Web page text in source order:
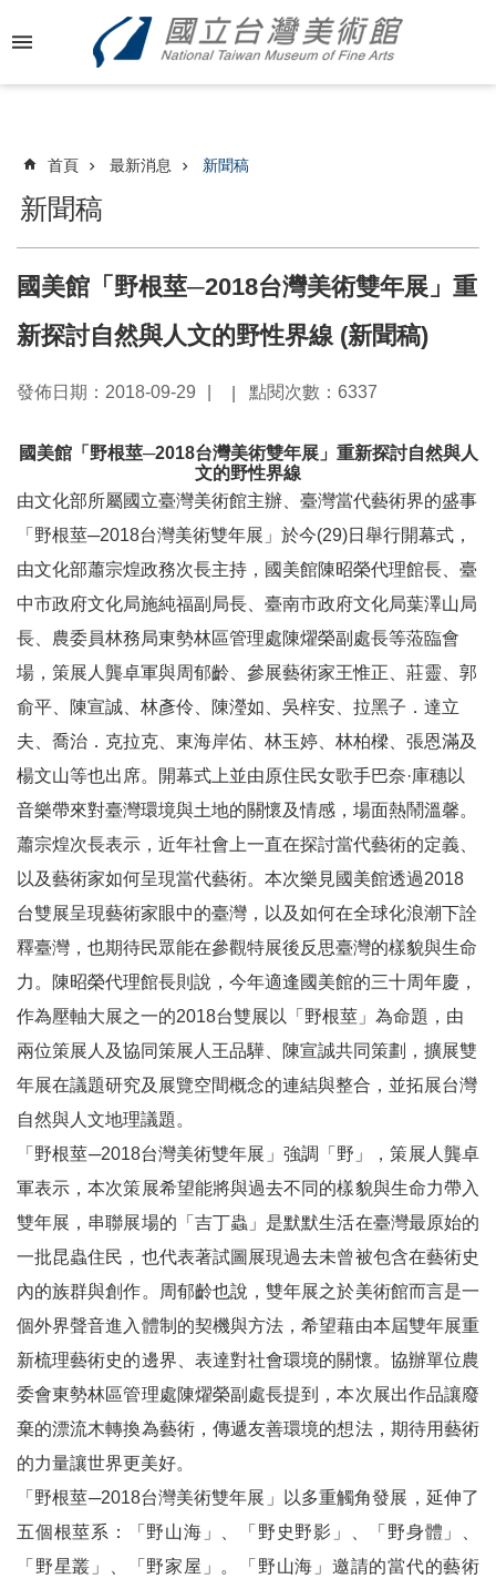
跳到主要內容區塊
階
消
於
美
觀
展
覽
藏
出
版
活
動
圖
書
線
資
源
性
別
平
等
兒
童
物
n
g
首頁 最新消息 新聞稿
新聞稿
國美館「野根莖─2018台灣美術雙年展」重
新探討自然與人文的野性界線 (新聞稿)
發佈日期：2018-09-29 點閱次數：6337
國美館「野根莖─2018台灣美術雙年展」重新探討自然與人
文的野性界線
由文化部所屬國立臺灣美術館主辦、臺灣當代藝術界的盛事
「野根莖─2018台灣美術雙年展」於今(29)日舉行開幕式，
由文化部蕭宗煌政務次長主持，國美館陳昭榮代理館長、臺
中市政府文化局施純福副局長、臺南市政府文化局葉澤山局
長、農委員林務局東勢林區管理處陳燿榮副處長等蒞臨會
場，策展人龔卓軍與周郁齡、參展藝術家王惟正、莊靈、郭
俞平、陳宣誠、林彥伶、陳瀅如、吳梓安、拉黑子．達立
夫、喬治．克拉克、東海岸佑、林玉婷、林柏樑、張恩滿及
楊文山等也出席。開幕式上並由原住民女歌手巴奈·庫穗以
音樂帶來對臺灣環境與土地的關懷及情感，場面熱鬧溫馨。
蕭宗煌次長表示，近年社會上一直在探討當代藝術的定義、
以及藝術家如何呈現當代藝術。本次樂見國美館透過2018
台雙展呈現藝術家眼中的臺灣，以及如何在全球化浪潮下詮
釋臺灣，也期待民眾能在參觀特展後反思臺灣的樣貌與生命
力。陳昭榮代理館長則說，今年適逢國美館的三十周年慶，
作為壓軸大展之一的2018台雙展以「野根莖」為命題，由
兩位策展人及協同策展人王品驊、陳宣誠共同策劃，擴展雙
年展在議題研究及展覽空間概念的連結與整合，並拓展台灣
自然與人文地理議題。
「野根莖─2018台灣美術雙年展」強調「野」，策展人龔卓
軍表示，本次策展希望能將與過去不同的樣貌與生命力帶入
雙年展，串聯展場的「吉丁蟲」是默默生活在臺灣最原始的
一批昆蟲住民，也代表著試圖展現過去未曾被包含在藝術史
內的族群與創作。周郁齡也說，雙年展之於美術館而言是一
個外界聲音進入體制的契機與方法，希望藉由本屆雙年展重
新梳理藝術史的邊界、表達對社會環境的關懷。協辦單位農
委會東勢林區管理處陳燿榮副處長提到，本次展出作品讓廢
棄的漂流木轉換為藝術，傳遞友善環境的想法，期待用藝術
的力量讓世界更美好。
「野根莖─2018台灣美術雙年展」以多重觸角發展，延伸了
五個根莖系：「野山海」、「野史野影」、「野身體」、
「野星叢」、「野家屋」。「野山海」邀請的當代的藝術